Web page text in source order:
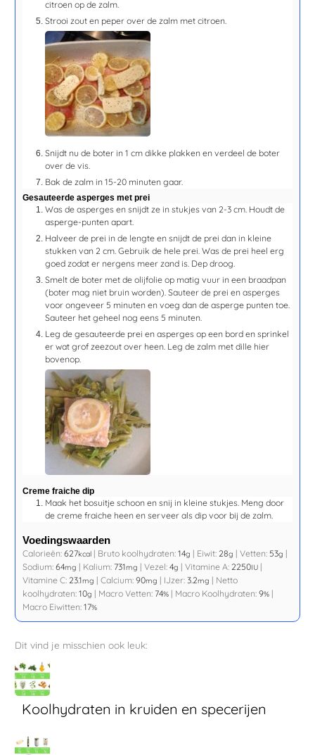
citroen op de zalm.
Strooi zout en peper over de zalm met citroen.
Snijdt nu de boter in 1 cm dikke plakken en verdeel de boter
over de vis.
Bak de zalm in15-20 minuten gaar.
Gesauteerde asperges met prei
Was de asperges en snijdt ze in stukjes van 2-3 cm. Houdt de
asperge-punten apart.
Halveer de prei in de lengte en snijdt de prei dan in kleine
stukken van 2 cm. Gebruik de hele prei. Was de prei heel erg
goed zodat er nergens meer zand is. Dep droog.
Smelt de boter met de olijfolie op matig vuur in een braadpan
(boter mag niet bruin worden). Sauteer de prei en asperges
voor ongeveer 5 minutenen voeg dan de asperge punten toe.
Sauteer het geheel nog eens 5 minuten
Leg de gesauteerde prei en asperges op een bord en sprinkel
er wat grof zeezout over heen. Leg de zalm met dille hier
bovenop.
Creme fraiche dip
Maak het bosuitje schoon en snij in kleine stukjes. Meng door
de creme fraiche heen en serveer als dip voor bij de zalm.
Voedingswaarden
Calorieën:627kcal | Bruto koolhydraten:14g | Eiwit: 28g |Vetten: 53g |
Sodium:64mg | Kalium: 731mg |Vezel:4g |Vitamine A: 2250IU |
Vitamine C: 23.1mg |Calcium:90mg | IJzer:3.2mg | Netto
koolhydraten:10g | Macro Vetten: 74% | Macro Koolhydraten:9% |
Macro Eiwitten:17%
Dit vind je misschien ook leuk:
Koolhydraten in kruiden en specerijen